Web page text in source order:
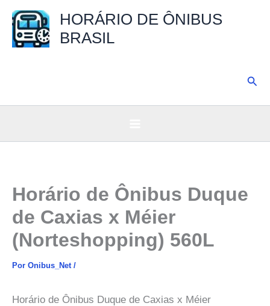
para
HORÁRIO DE ÔNIBUS
BRASIL
Horário de Ônibus Duque
de Caxias x Méier
(Norteshopping) 560L
Por Onibus_Net /
Horário de Ônibus Duque de Caxias x Méier